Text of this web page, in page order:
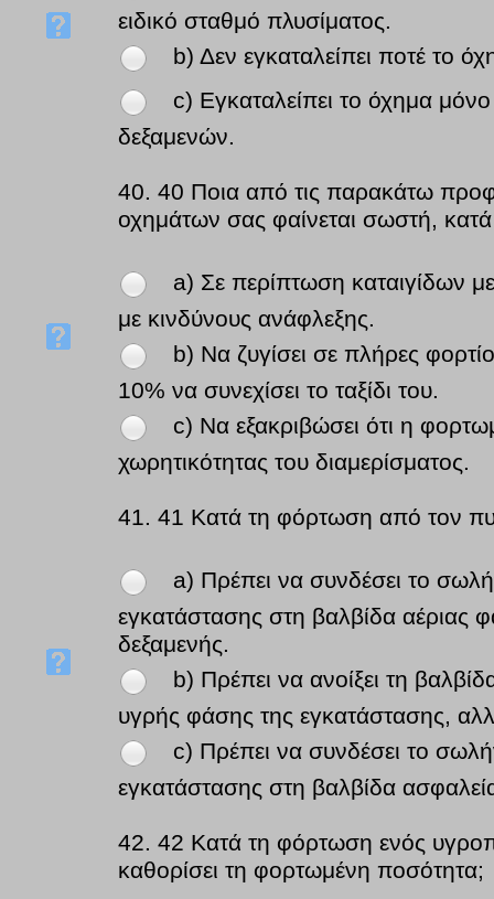
ειδικό σταθμό πλυσίματος.
b) Δεν εγκαταλείπει ποτέ το
c) Εγκαταλείπει το όχημα
δεξαμενών.
40. 40 Ποια από τις παρακάτω
οχημάτων σας φαίνεται σωστή,
a) Σε περίπτωση καταιγίδων
με κινδύνους ανάφλεξης.
b) Να ζυγίσει σε πλήρες
10% να συνεχίσει το ταξίδι του.
c) Να εξακριβώσει ότι η
χωρητικότητας του διαμερίσματος.
41. 41 Κατά τη φόρτωση από τον
a) Πρέπει να συνδέσει το
εγκατάστασης στη βαλβίδα αέριας
δεξαμενής.
b) Πρέπει να ανοίξει τη
υγρής φάσης της εγκατάστασης,
c) Πρέπει να συνδέσει το
εγκατάστασης στη βαλβίδα
42. 42 Κατά τη φόρτωση ενός
καθορίσει τη φορτωμένη ποσότητα;